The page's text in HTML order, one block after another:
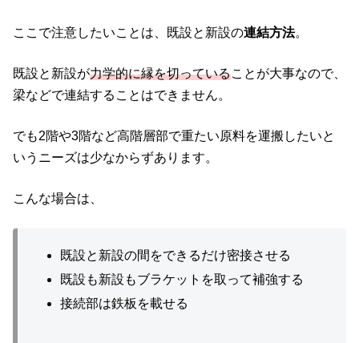
ここで注意したいことは、既設と新設の連結方法。
既設と新設が力学的に縁を切っていることが大事なので、
梁などで連結することはできません。
でも2階や3階など高階層部で重たい原料を運搬したいと
いうニーズは少なからずあります。
こんな場合は、
既設と新設の間をできるだけ密接させる
既設も新設もブラケットを取って補強する
接続部は鉄板を載せる